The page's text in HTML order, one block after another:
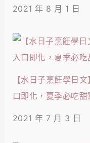
2021 年 8 月 1 日
【水日子烹飪學日
口即化，夏季必吃甜
2021 年 7 月 3 日